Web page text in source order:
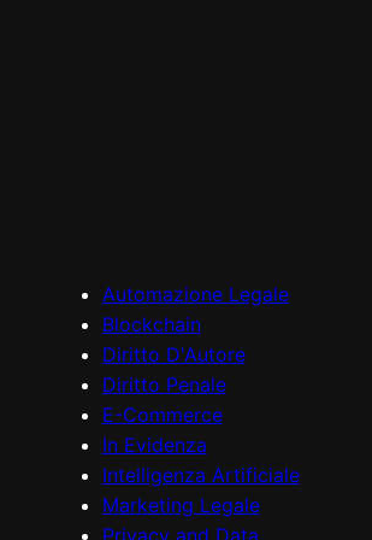
Automazione Legale
Blockchain
Diritto D'Autore
Diritto Penale
E-Commerce
In Evidenza
Intelligenza Artificiale
Marketing Legale